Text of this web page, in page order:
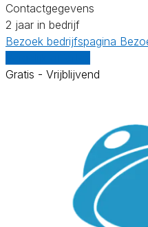
Contactgegevens
2 jaar in bedrijf
Bezoek bedrijfspagina
Gratis - Vrijblijvend